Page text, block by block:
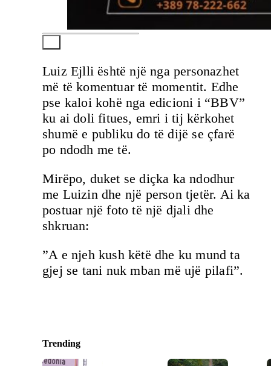
Luiz Ejlli është një nga personazhet
më të komentuar të momentit. Edhe
pse kaloi kohë nga edicioni i “BBV”
ku ai doli fitues, emri i tij kërkohet
shumë e publiku do të dijë se çfarë
po ndodh me të.
Mirëpo, duket se diçka ka ndodhur
me Luizin dhe një person tjetër. Ai ka
postuar një foto të një djali dhe
shkruan:
”A e njeh kush këtë dhe ku mund ta
gjej se tani nuk mban më ujë pilafi”.
Trending